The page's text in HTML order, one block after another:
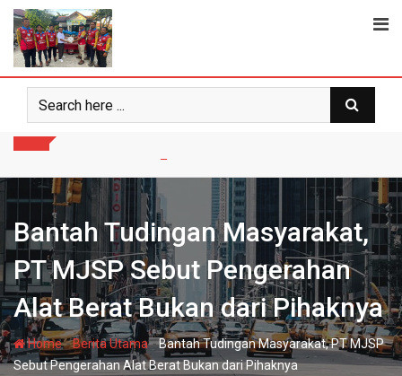
Skip
content
Bantah Tudingan Masyarakat,
PT MJSP Sebut Pengerahan
Alat Berat Bukan dari Pihaknya
Home-Berita Utama-Bantah Tudingan Masyarakat, PT MJSP
Sebut Pengerahan Alat Berat Bukan dari Pihaknya